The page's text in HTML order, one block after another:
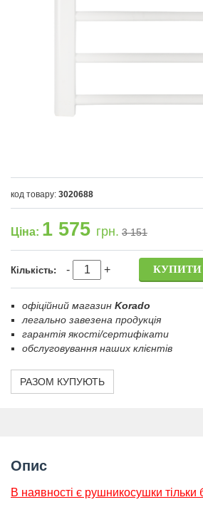
код товару: 3020688
Ціна: 1 575 грн. 3 151
Кількість: - +
офіційний магазин Korado
легально завезена продукція
гарантія якості/сертифікати
обслуговування наших клієнтів
РАЗОМ КУПУЮТЬ
Опис
В наявності є рушникосушки тільки